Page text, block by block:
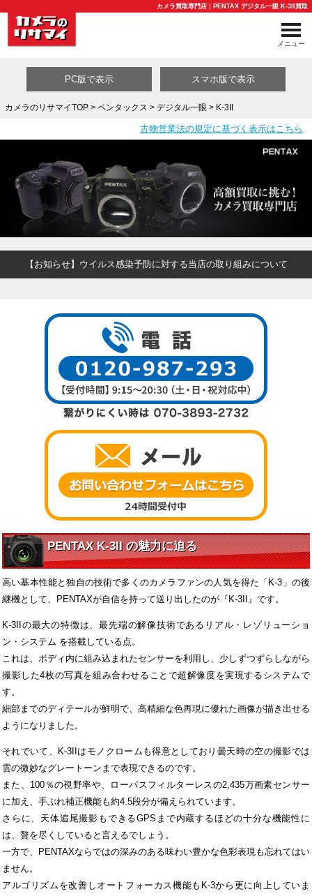
カメラ買取専門店｜PENTAX デジタル一眼 K-3II買取
メニュー
買取カテゴリ一覧
PC版で表示 スマホ版で表示
カメラのリサマイTOP> ペンタックス > デジタル一眼 > K-3II
古物営業法の規定に基づく表示はこちら
【お知らせ】ウイルス感染予防に対する当店の取り組みについて
PENTAX K-3II の魅力に迫る
高い基本性能と独自の技術で多くのカメラファンの人気を得た「K-3」の後
継機として、PENTAXが自信を持って送り出したのが『K-3II』です。
K-3IIの最大の特徴は、最先端の解像技術であるリアル・レゾリューショ
ン・システム を搭載している点。
これは、ボディ内に組み込まれたセンサーを利用し、少しずつずらしながら
撮影した4枚の写真を組み合わせることで超解像度を実現するシステムで
す。
細部までのディテールが鮮明で、高精細な色再現に優れた画像が描き出せる
ようになりました。
それでいて、K-3IIはモノクロームも得意としており曇天時の空の撮影では
雲の微妙なグレートーンまで表現できるのです。
また、100％の視野率や、ローパスフィルターレスの2,435万画素センサー
に加え、手ぶれ補正機能も約4.5段分が備えられています。
さらに、天体追尾撮影もできるGPSまで内蔵するほどの十分な機能性に
は、贅を尽くしていると言えるでしょう。
一方で、PENTAXならではの深みのある味わい豊かな色彩表現も忘れてはい
ません。
アルゴリズムを改善しオートフォーカス機能もK-3から更に向上していま